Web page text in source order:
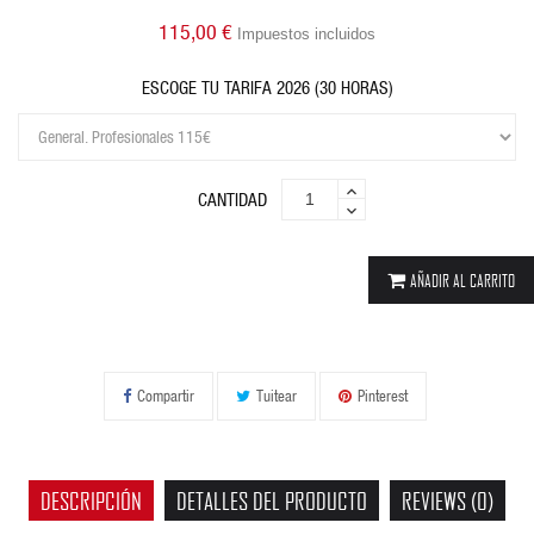
115,00 € Impuestos incluidos
ESCOGE TU TARIFA 2026 (30 HORAS)
CANTIDAD
AÑADIR AL CARRITO
Compartir Tuitear Pinterest
DESCRIPCIÓN DETALLES DEL PRODUCTO REVIEWS (0)